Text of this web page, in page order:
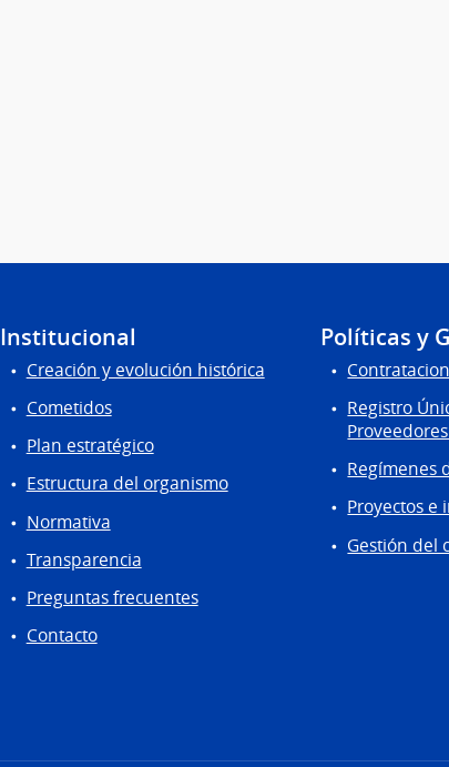
Institucional
Creación y evolución histórica
Cometidos
Plan estratégico
Estructura del organismo
Normativa
Transparencia
Preguntas frecuentes
Contacto
Políticas y
Registro
Regímenes
Proyectos e
Gestión del